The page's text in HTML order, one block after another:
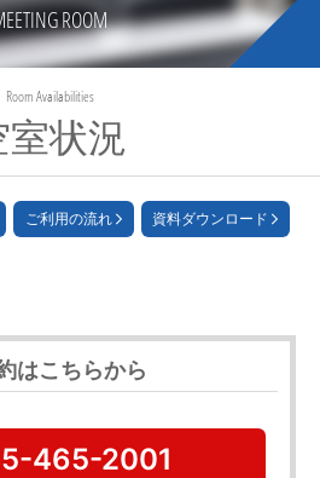
ROOM
室状況
Room Availabilities
ご利用の流れ 資料ダウンロード
はこちらから
465-2001